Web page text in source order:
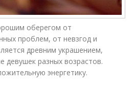
оберегом от
проблем, от невзгод и
древним украшением,
девушек разных возрастов.
энергетику.